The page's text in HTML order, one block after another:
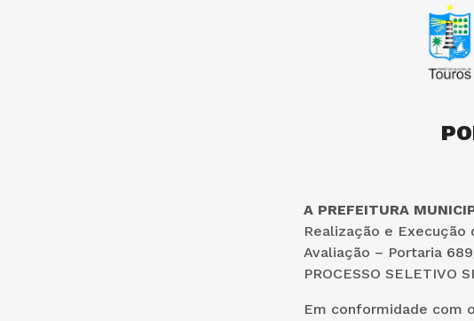
A PREFEITURA
Realização e Execução
Avaliação – Portaria
PROCESSO SELETIVO
Em conformidade com